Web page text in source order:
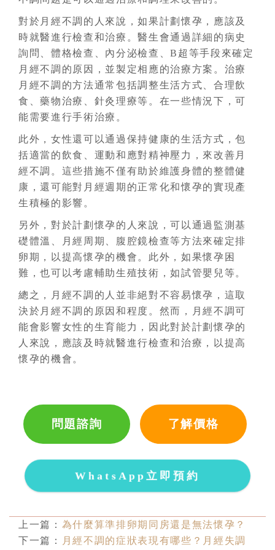
對於月經不調的人來說，如果計劃懷孕，應該及
時就醫進行檢查和治療。醫生會通過詳細的病史
詢問、體格檢查、內分泌檢查、B超等手段來確定
月經不調的原因，並製定相應的治療方案。治療
月經不調的方法通常包括調整生活方式、合理飲
食、藥物治療、針灸理療等。在一些情況下，可
能需要進行手術治療。
此外，女性還可以通過保持健康的生活方式，包
括適當的飲食、運動和應對精神壓力，來改善月
經不調。這些措施不僅有助於維護身體的整體健
康，還可能對月經週期的正常化和懷孕的實現產
生積極的影響。
另外，對於計劃懷孕的人來說，可以通過監測基
礎體溫、月經周期、腹腔鏡檢查等方法來確定排
卵期，以提高懷孕的機會。此外，如果懷孕困
難，也可以考慮輔助生殖技術，如試管嬰兒等。
總之，月經不調的人並非絕對不容易懷孕，這取
決於月經不調的原因和程度。然而，月經不調可
能會影響女性的生育能力，因此對於計劃懷孕的
人來說，應該及時就醫進行檢查和治療，以提高
懷孕的機會。
問題諮詢 了解價格
WhatsApp立即預約
上一篇： 為什麼算準排卵期同房還是無法懷孕？
下一篇：
月經不調的症狀表現有哪些？月經失調